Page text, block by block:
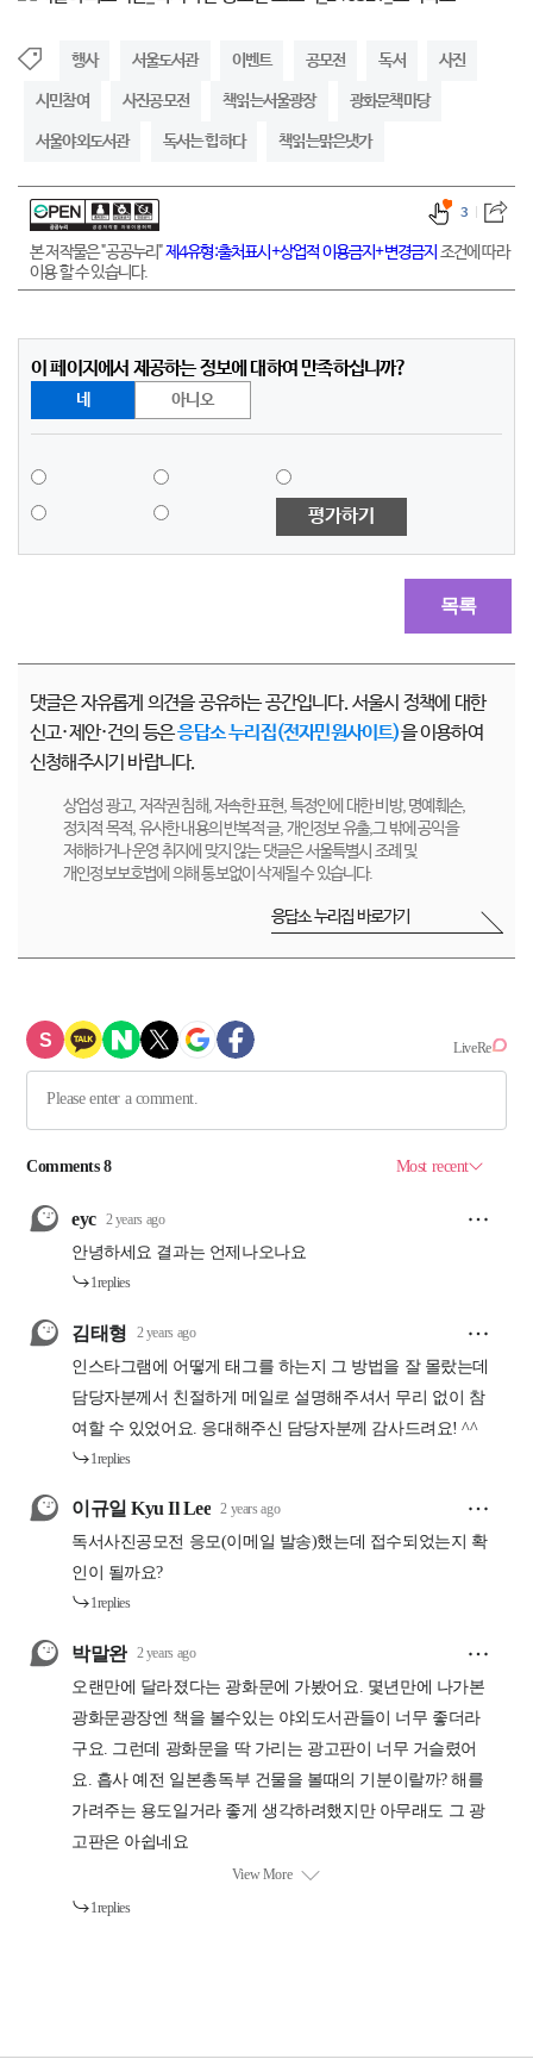
행사 서울도서관 이벤트 공모전 독서 사진
시민참여 사진공모전 책읽는서울광장 광화문책마당
서울야외도서관 독서는 힙하다 책읽는맑은냇가
본 저작물은 "공공누리"제4유형:출처표시+상업적 이용금지+변경금지 조건에 따라
이용 할 수 있습니다.
3
이 페이지에서 제공하는 정보에 대하여 만족하십니까?
네 아니오
평가하기
목록
댓글은 자유롭게 의견을 공유하는 공간입니다. 서울시 정책에 대한
신고·제안·건의 등은응답소 누리집(전자민원사이트)을 이용하여
신청해주시기 바랍니다.
상업성 광고, 저작권 침해, 저속한 표현, 특정인에 대한 비방, 명예훼손,
정치적 목적, 유사한 내용의 반복적 글, 개인정보 유출,그 밖에 공익을
저해하거나 운영 취지에 맞지 않는 댓글은 서울특별시 조례 및
개인정보보호법에 의해 통보없이 삭제될 수 있습니다.
응답소 누리집 바로가기